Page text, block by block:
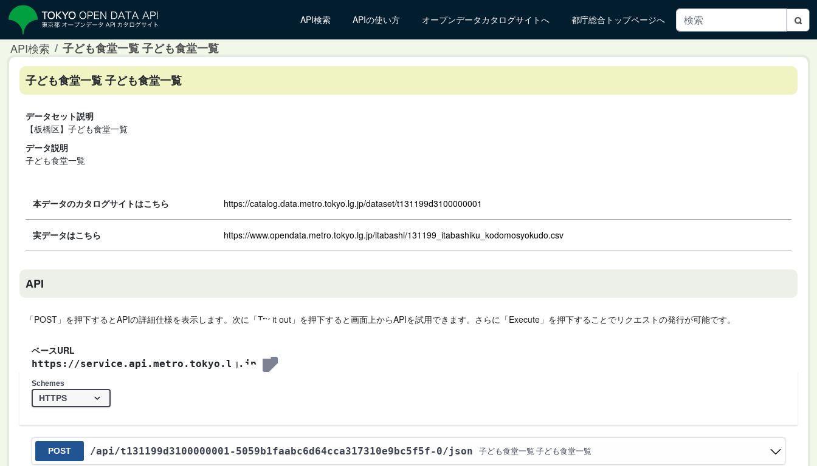
API検索 APIの使い方 オープンデータカタログサイトへ 都庁総合トップページへ
API検索 子ども食堂一覧 子ども食堂一覧
子ども食堂一覧 子ども食堂一覧
データセット説明
【板橋区】子ども食堂一覧
データ説明
子ども食堂一覧
本データのカタログサイトはこちら https://catalog.data.metro.tokyo.lg.jp/dataset/t131199d3100000001
実データはこちら https://www.opendata.metro.tokyo.lg.jp/itabashi/131199_itabashiku_kodomosyokudo.csv
API
「POST」を押下するとAPIの詳細仕様を表示します。次に「Try it out」を押下すると画面上からAPIを試用できます。さらに「Execute」を押下することでリクエストの発行が可能です。
ベースURL
https://service.api.metro.tokyo.lg.jp
Schemes
POST /api/t131199d3100000001-5059b1faabc6d64cca317310e9bc5f5f-0/json 子ども食堂一覧 子ども食堂一覧